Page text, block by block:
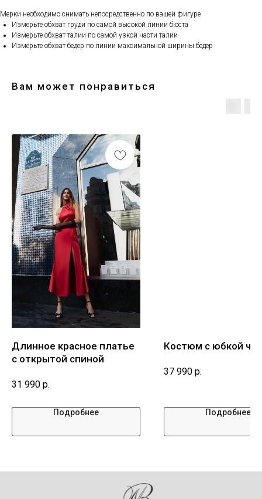
Мерки необходимо снимать непосредственно по вашей фигуре
Измерьте обхват груди по самой высокой линии бюста
Измерьте обхват талии по самой узкой части талии
Измерьте обхват бедер по линии максимальной ширины бедер
Вам может понравиться
Длинное красное платье
с открытой спиной
31 990 р.
Подробнее
Костюм с юбкой
37 990 р.
Подробнее